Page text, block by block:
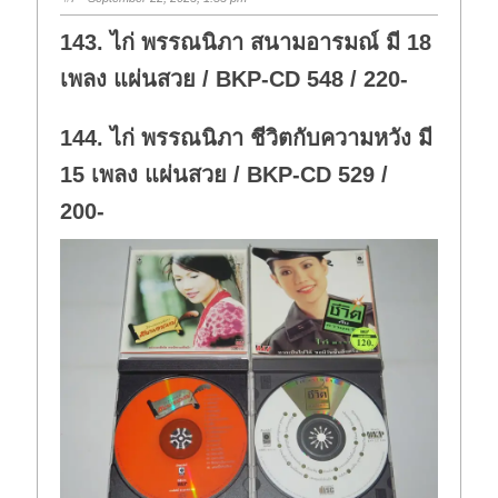
o
n
.
p
143. ไก่ พรรณนิภา สนามอารมณ์ มี 18
เพลง แผ่นสวย / BKP-CD 548 / 220-
144. ไก่ พรรณนิภา ชีวิตกับความหวัง มี
15 เพลง แผ่นสวย / BKP-CD 529 /
200-